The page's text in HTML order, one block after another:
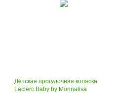
Детская прогулочная коляска
Leclerc Baby by Monnalisa